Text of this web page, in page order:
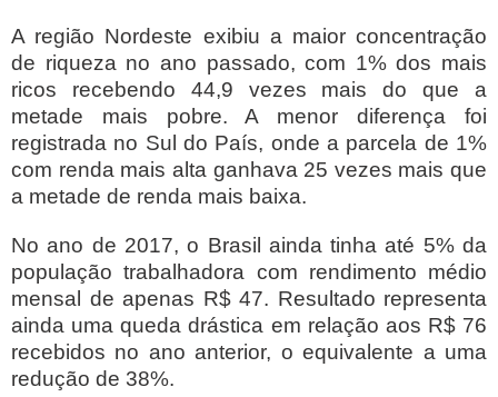
A região Nordeste exibiu a maior concentração
de riqueza no ano passado, com 1% dos mais
ricos recebendo 44,9 vezes mais do que a
metade mais pobre. A menor diferença foi
registrada no Sul do País, onde a parcela de 1%
com renda mais alta ganhava 25 vezes mais que
a metade de renda mais baixa.
No ano de 2017, o Brasil ainda tinha até 5% da
população trabalhadora com rendimento médio
mensal de apenas R$ 47. Resultado representa
ainda uma queda drástica em relação aos R$ 76
recebidos no ano anterior, o equivalente a uma
redução de 38%.